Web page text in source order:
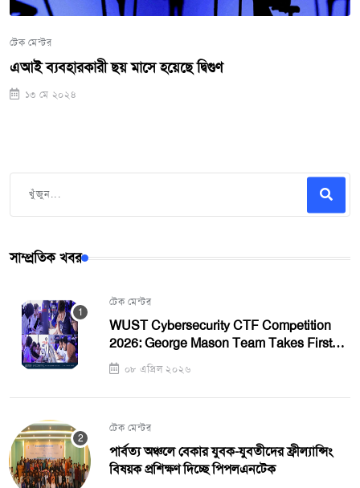
টেক মেন্টর
এআই ব্যবহারকারী ছয় মাসে হয়েছে দ্বিগুণ
১৩ মে ২০২৪
সাম্প্রতিক খবর
টেক মেন্টর
WUST Cybersecurity CTF Competition
2026: George Mason Team Takes First
Place, WUST Girls Team Runners-Up
০৮ এপ্রিল ২০২৬
টেক মেন্টর
পার্বত্য অঞ্চলে বেকার যুবক-যুবতীদের ফ্রীল্যান্সিং
বিষয়ক প্রশিক্ষণ দিচ্ছে পিপলএনটেক